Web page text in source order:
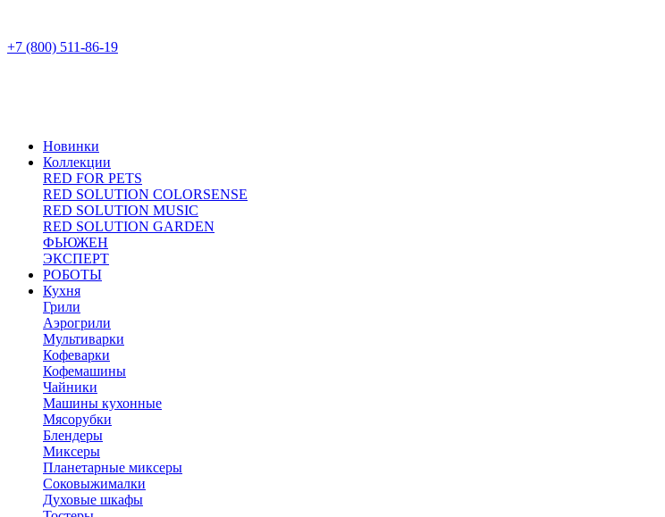
+7 (800) 511-86-19
Новинки
Коллекции
RED FOR PETS
RED SOLUTION COLORSENSE
RED SOLUTION MUSIC
RED SOLUTION GARDEN
ФЬЮЖЕН
ЭКСПЕРТ
РОБОТЫ
Кухня
Грили
Аэрогрили
Мультиварки
Кофеварки
Кофемашины
Чайники
Машины кухонные
Мясорубки
Блендеры
Миксеры
Планетарные миксеры
Соковыжималки
Духовые шкафы